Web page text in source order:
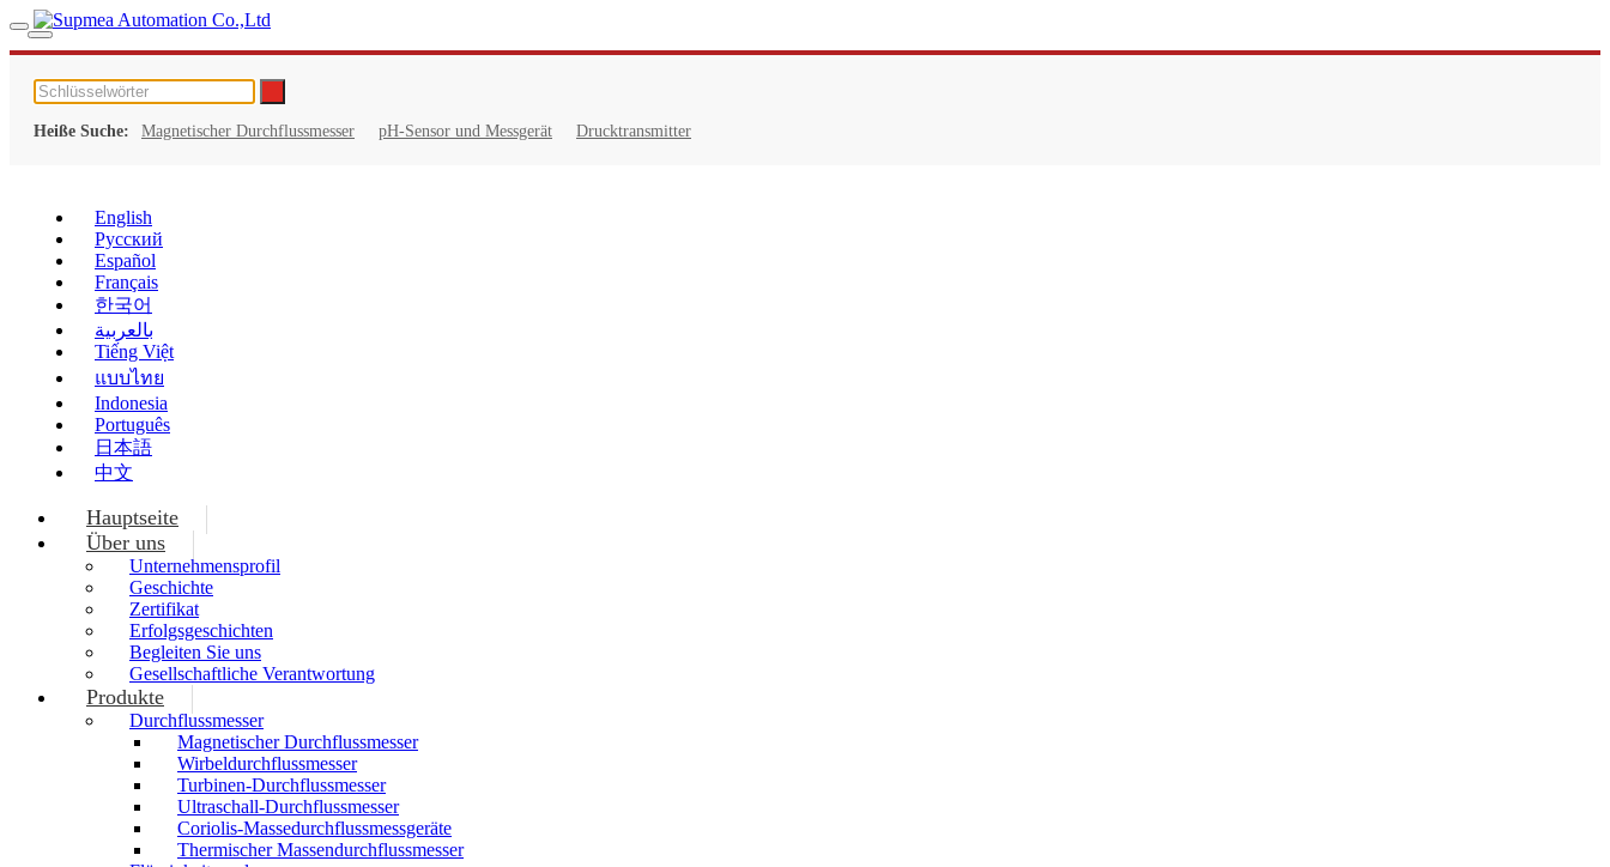
Heiße Suche: Magnetischer Durchflussmesser pH-Sensor und Messgerät Drucktransmitter
English
Русский
Español
Français
한국어
بالعربية
Tiếng Việt
แบบไทย
Indonesia
Português
日本語
中文
Hauptseite
Über uns
Unternehmensprofil
Geschichte
Zertifikat
Erfolgsgeschichten
Begleiten Sie uns
Gesellschaftliche Verantwortung
Produkte
Durchflussmesser
Magnetischer Durchflussmesser
Wirbeldurchflussmesser
Turbinen-Durchflussmesser
Ultraschall-Durchflussmesser
Coriolis-Massedurchflussmessgeräte
Thermischer Massendurchflussmesser